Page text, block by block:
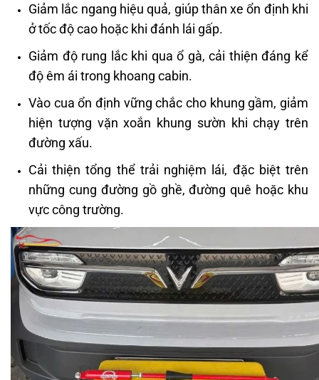
Giảm lắc ngang hiệu quả, giúp thân xe ổn định khi
ở tốc độ cao hoặc khi đánh lái gấp.
Giảm độ rung lắc khi qua ổ gà, cải thiện đáng kể
độ êm ái trong khoang cabin.
Vào cua ổn định vững chắc cho khung gầm, giảm
hiện tượng vặn xoắn khung sườn khi chạy trên
đường xấu.
Cải thiện tổng thể trải nghiệm lái, đặc biệt trên
những cung đường gồ ghề, đường quê hoặc khu
vực công trường.